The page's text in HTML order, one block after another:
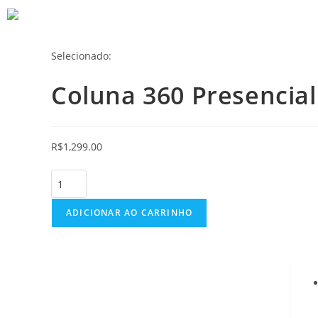
Selecionado:
Coluna 360
R$1,299.00
ADICIONAR AO CARRINHO